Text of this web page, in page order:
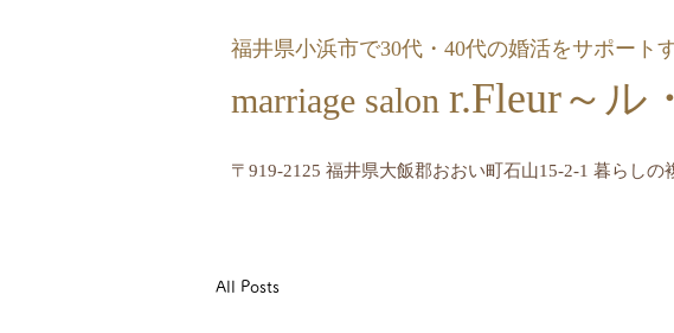
福井県小浜市で30代・40代の婚活をサポート
marriage salon r.Fleur～ル
〒919-2125 福井県大飯郡おおい町石山15-2-1 暮らしの
All Posts